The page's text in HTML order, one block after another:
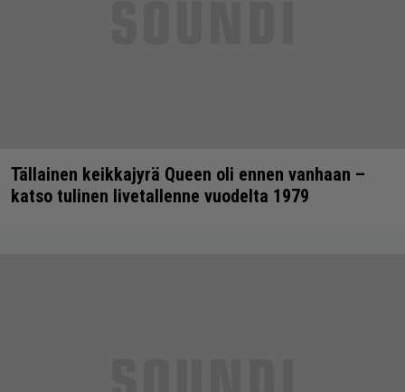
Tällainen keikkajyrä Queen oli ennen vanhaan –
katso tulinen livetallenne vuodelta 1979